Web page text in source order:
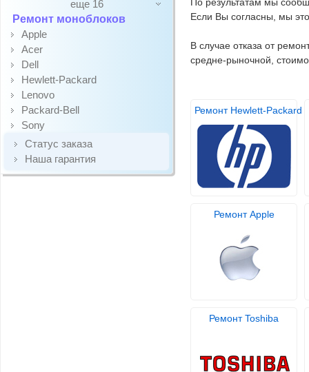
еще 16
Ремонт моноблоков
Apple
Acer
Dell
Hewlett-Packard
Lenovo
Packard-Bell
Sony
Статус заказа
Наша гарантия
Если Вы согласны, мы
В случае отказа от
средне-рыночной,
Ремонт Hewlett-Packard
Ремонт Apple
Ремонт Toshiba